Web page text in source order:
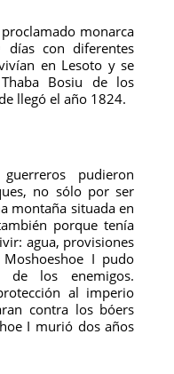
monarca
con diferentes
en Lesoto y se
Bosiu de los
llegó el año 1824.
pudieron
no sólo por ser
montaña situada en
porque tenía
agua, provisiones
I pudo
de los enemigos.
al imperio
contra los bóers
I murió dos años